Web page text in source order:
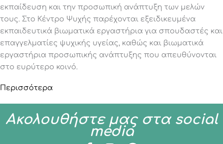
εκπαίδευση και την προσωπική ανάπτυξη των μελών
τους. Στο Κέντρο Ψυχής παρέχονται εξειδικευμένα
εκπαιδευτικά βιωματικά εργαστήρια για σπουδαστές και
επαγγελματίες ψυχικής υγείας, καθώς και βιωματικά
εργαστήρια προσωπικής ανάπτυξης που απευθύνονται
στο ευρύτερο κοινό.
Περισσότερα
Ακολουθήστε μας στα social
media